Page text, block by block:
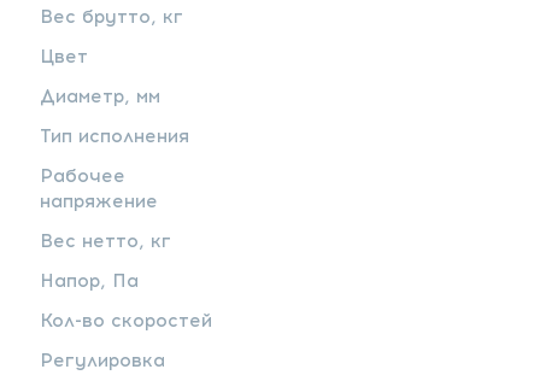
Вес брутто, кг
Цвет
Диаметр, мм
Тип исполнения
Рабочее
напряжение
Вес нетто, кг
Напор, Па
Кол-во скоростей
Регулировка